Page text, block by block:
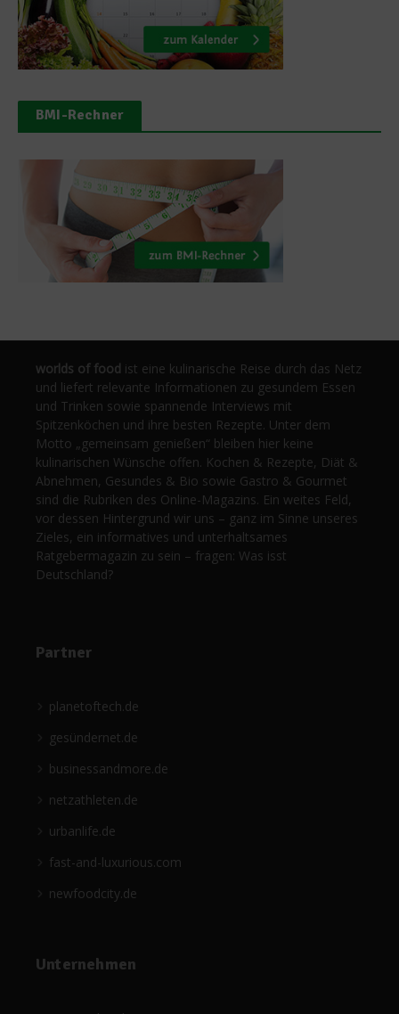
BMI-Rechner
worlds of food ist eine kulinarische Reise durch das Netz
und liefert relevante Informationen zu gesundem Essen
und Trinken sowie spannende Interviews mit
Spitzenköchen und ihre besten Rezepte. Unter dem
Motto „gemeinsam genießen“ bleiben hier keine
kulinarischen Wünsche offen. Kochen & Rezepte, Diät &
Abnehmen, Gesundes & Bio sowie Gastro & Gourmet
sind die Rubriken des Online-Magazins. Ein weites Feld,
vor dessen Hintergrund wir uns – ganz im Sinne unseres
Zieles, ein informatives und unterhaltsames
Ratgebermagazin zu sein – fragen: Was isst
Deutschland?
Partner
planetoftech.de
gesündernet.de
businessandmore.de
netzathleten.de
urbanlife.de
fast-and-luxurious.com
newfoodcity.de
Unternehmen